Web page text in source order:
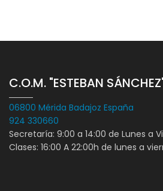
C.O.M. "ESTEBAN
06800 Mérida Badajoz España
924 330660
Secretaría: 9:00 a 14:00 de Lunes a
Clases: 16:00 A 22:00h de lunes a